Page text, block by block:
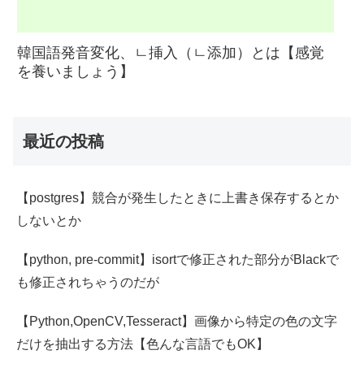
韓国語発音変化、ㄴ挿入（ㄴ添加）とは【感覚
を養いましょう】
最近の投稿
【postgres】競合が発生したときに上書き保存するとか
しないとか
【python, pre-commit】isortで修正された部分がBlackで
も修正されちゃうのだが
【Python,OpenCV,Tesseract】画像から特定の色の文字
だけを抽出する方法【色んな言語でもOK】